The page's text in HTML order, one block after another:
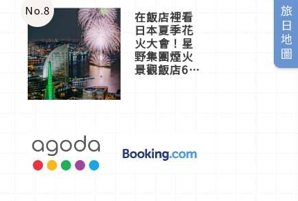
旅日地圖
店3分即達
No.8 在飯店裡看
日本夏季花
火大會！星
野集團煙火
景觀飯店6